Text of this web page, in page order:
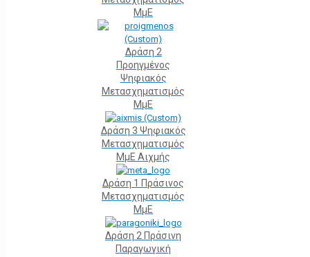
ΜμΕ
Δράση 2
Προηγμένος
Ψηφιακός
Μετασχηματισμός
ΜμΕ
Δράση 3 Ψηφιακός
Μετασχηματισμός
ΜμΕ Αιχμής
Δράση 1 Πράσινος
Μετασχηματισμός
ΜμΕ
Δράση 2 Πράσινη
Παραγωγική